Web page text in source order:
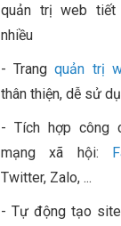
quản trị web
nhiều
- Trangquản trị
thân thiện, dễ sử
- Tích hợp công
mạng xã hội:
Twitter, Zalo, ...
- Tự động tạo